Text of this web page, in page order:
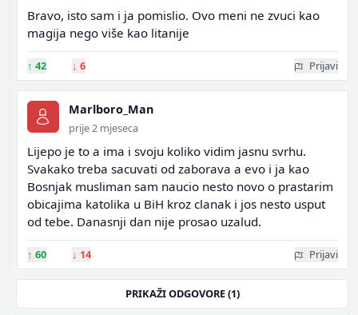
Bravo, isto sam i ja pomislio. Ovo meni ne zvuci kao
magija nego više kao litanije
↑ 42 ↓ 6 Prijavi
Marlboro_Man
prije 2 mjeseca
Lijepo je to a ima i svoju koliko vidim jasnu svrhu.
Svakako treba sacuvati od zaborava a evo i ja kao
Bosnjak musliman sam naucio nesto novo o prastarim
obicajima katolika u BiH kroz clanak i jos nesto usput
od tebe. Danasnji dan nije prosao uzalud.
↑ 60 ↓ 14 Prijavi
PRIKAŽI ODGOVORE (1)